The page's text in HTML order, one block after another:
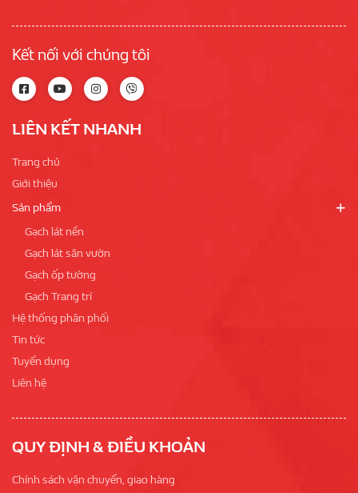
Kết nối với chúng tôi
LIÊN KẾT NHANH
Trang chủ
Giới thiệu
Sản phẩm
Gạch lát nền
Gạch lát sân vườn
Gạch ốp tường
Gạch Trang trí
Hệ thống phân phối
Tin tức
Tuyển dụng
Liên hệ
QUY ĐỊNH & ĐIỀU KHOẢN
Chính sách vận chuyển, giao hàng